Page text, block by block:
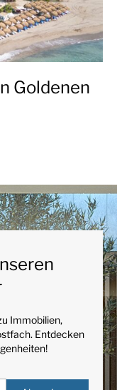
Goldenen
Immobilien,
Entdecken